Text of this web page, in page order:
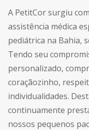
A PetitCor surgiu
assistência médica
pediátrica na Bahia,
Tendo seu
personalizado,
coraçãozinho,
individualidades.
continuamente
nossos pequenos